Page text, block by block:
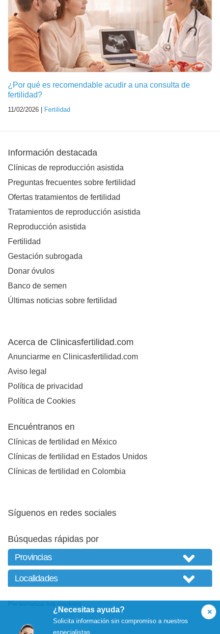
¿Por qué es recomendable acudir a una consulta de
fertilidad?
11/02/2026 | Fertilidad
¿Necesitas ayuda?
Solicita información sin compromiso a nuestros
especialistas
Información destacada
Clínicas de reproducción asistida
Preguntas frecuentes sobre fertilidad
Ofertas tratamientos de fertilidad
Tratamientos de reproducción asistida
Reproducción asistida
Fertilidad
Gestación subrogada
Donar óvulos
Banco de semen
Últimas noticias sobre fertilidad
Acerca de Clinicasfertilidad.com
Anunciarme en Clinicasfertilidad.com
Aviso legal
Política de privacidad
Política de Cookies
Encuéntranos en
Clínicas de fertilidad en México
Clínicas de fertilidad en Estados Unidos
Clínicas de fertilidad en Colombia
Síguenos en redes sociales
Búsquedas rápidas por